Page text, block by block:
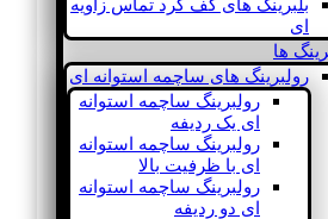
بلبرینگ های کف گرد تماس زاویه
ای
ها
رولبرینگ های ساچمه استوانه ای
رولبرینگ ساچمه استوانه
ای یک ردیفه
رولبرینگ ساچمه استوانه
ای با ظرفیت بالا
رولبرینگ ساچمه استوانه
ای دو ردیفه